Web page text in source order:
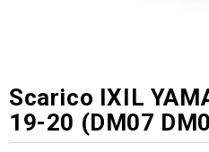
Scarico IXIL
19-20 (DM07